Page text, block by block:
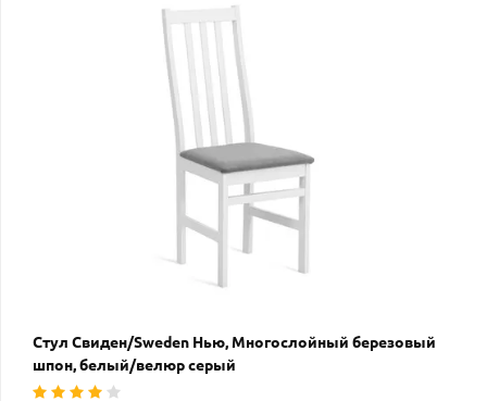
Стул Свиден/Sweden Нью, Многослойный березовый
шпон, белый/велюр серый